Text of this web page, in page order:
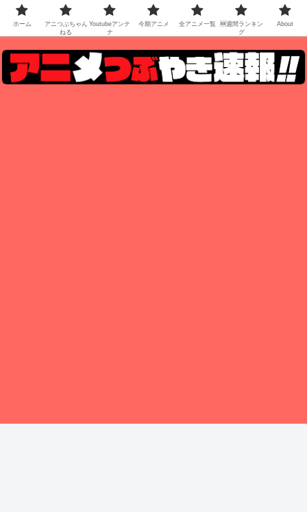
ホーム
アニつぶちゃん
ねる
Youtubeアンテ
ナ
今期アニメ 全アニメ一覧
🆕週間ランキン
グ
About